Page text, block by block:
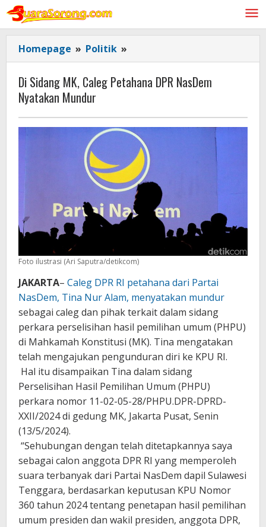
Lewati
konten
Homepage » Politik »
Sidang
MK,
Caleg
DPR
NasDem
Nyatakan
Mundur
Di Sidang MK, Caleg Petahana DPR NasDem
Nyatakan Mundur
Foto ilustrasi (Ari Saputra/detikcom)
JAKARTA– Caleg DPR RI petahana dari Partai
NasDem, Tina Nur Alam, menyatakan mundur
sebagai caleg dan pihak terkait dalam sidang
perkara perselisihan hasil pemilihan umum (PHPU)
di Mahkamah Konstitusi (MK). Tina mengatakan
telah mengajukan pengunduran diri ke KPU RI.
Hal itu disampaikan Tina dalam sidang
Perselisihan Hasil Pemilihan Umum (PHPU)
perkara nomor 11-02-05-28/PHPU.DPR-DPRD-
XXII/2024 di gedung MK, Jakarta Pusat, Senin
(13/5/2024).
“Sehubungan dengan telah ditetapkannya saya
sebagai calon anggota DPR RI yang memperoleh
suara terbanyak dari Partai NasDem dapil Sulawesi
Tenggara, berdasarkan keputusan KPU Nomor
360 tahun 2024 tentang penetapan hasil pemilihan
umum presiden dan wakil presiden, anggota DPR,